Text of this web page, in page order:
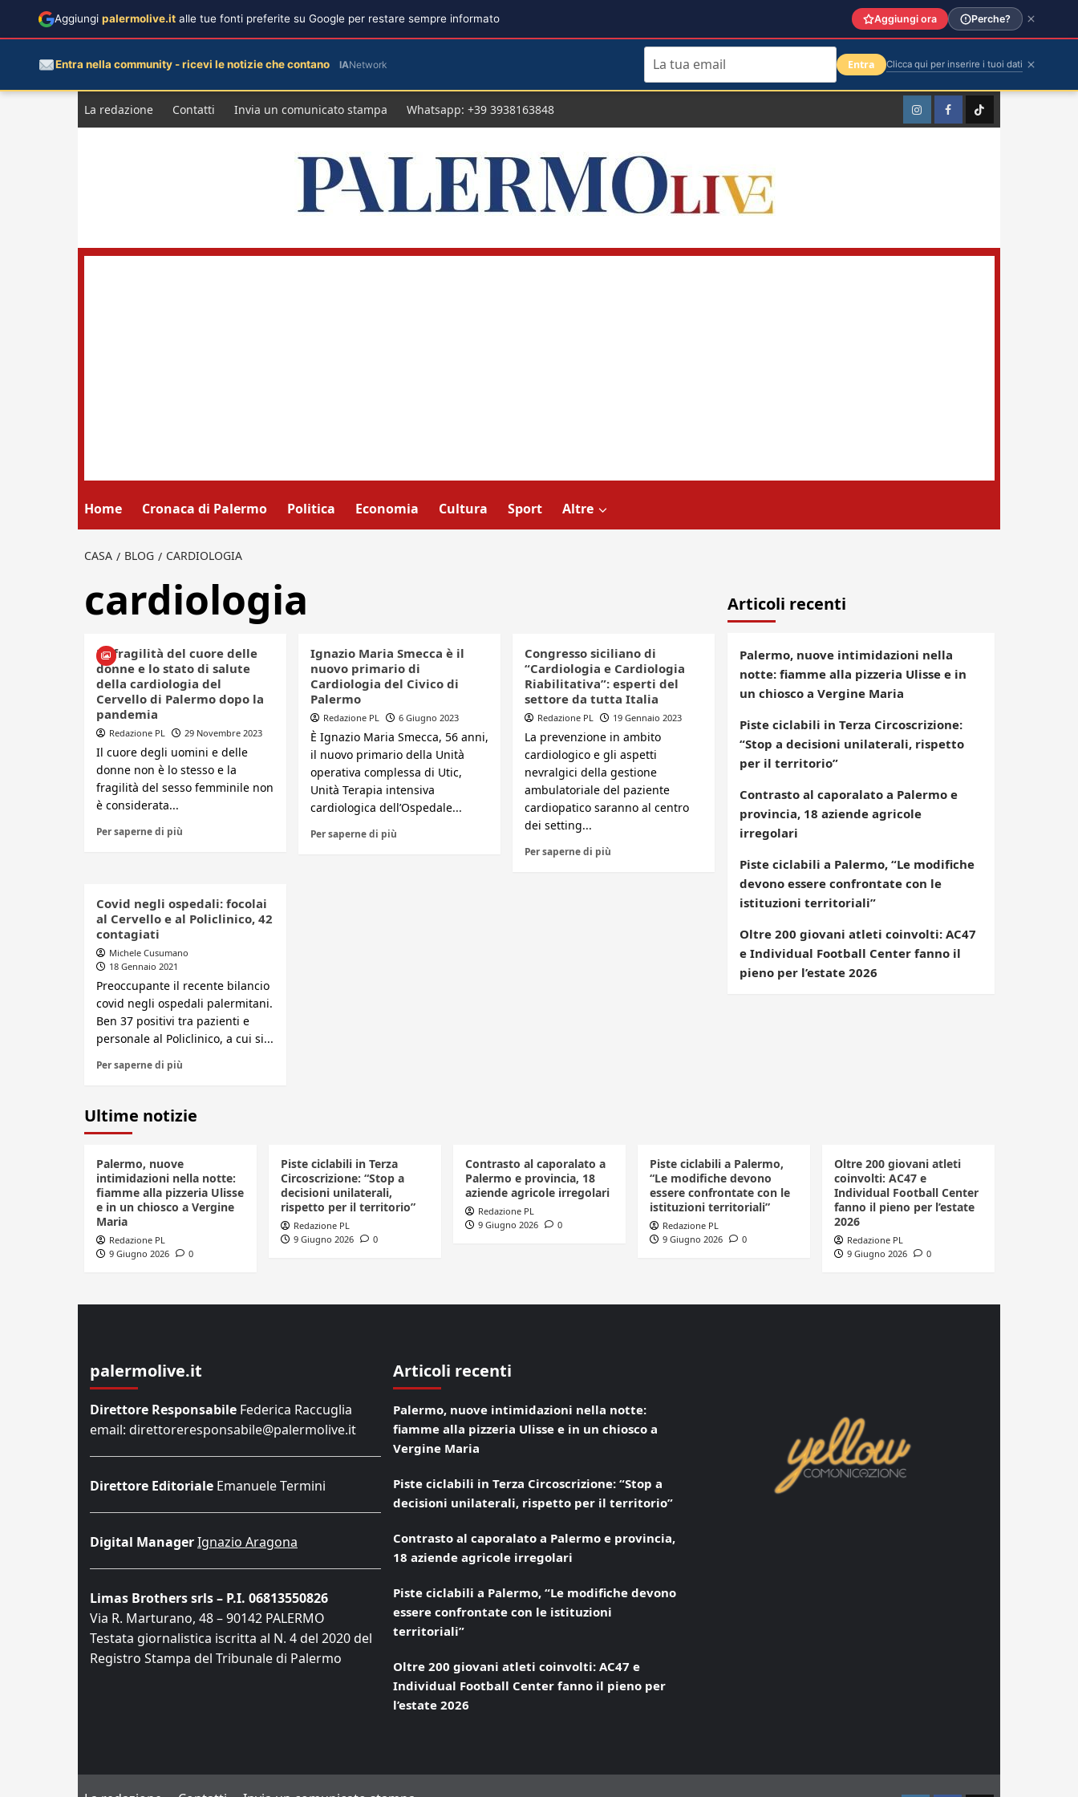
La redazione Contatti Invia un comunicato stampa Whatsapp: +39 3938163848 InstagramFacebookTikTok
Home Cronaca di Palermo Politica Economia Cultura Sport Altre
CASA BLOG CARDIOLOGIA
cardiologia
La fragilità del cuore delle
donne e lo stato di salute
della cardiologia del
Cervello di Palermo dopo la
pandemia
Redazione PL 29 Novembre 2023
Il cuore degli uomini e delle
donne non è lo stesso e la
fragilità del sesso femminile non
è considerata...
Per saperne di più
Ignazio Maria Smecca è il
nuovo primario di
Cardiologia del Civico di
Palermo
Redazione PL 6 Giugno 2023
È Ignazio Maria Smecca, 56 anni,
il nuovo primario della Unità
operativa complessa di Utic,
Unità Terapia intensiva
cardiologica dell’Ospedale...
Per saperne di più
Congresso siciliano di
“Cardiologia e Cardiologia
Riabilitativa”: esperti del
settore da tutta Italia
Redazione PL 19 Gennaio 2023
La prevenzione in ambito
cardiologico e gli aspetti
nevralgici della gestione
ambulatoriale del paziente
cardiopatico saranno al centro
dei setting...
Per saperne di più
Covid negli ospedali: focolai
al Cervello e al Policlinico, 42
contagiati
Michele Cusumano
18 Gennaio 2021
Preoccupante il recente bilancio
covid negli ospedali palermitani.
Ben 37 positivi tra pazienti e
personale al Policlinico, a cui si...
Per saperne di più
Articoli recenti
Palermo, nuove intimidazioni nella
notte: fiamme alla pizzeria Ulisse e in
un chiosco a Vergine Maria
Piste ciclabili in Terza Circoscrizione:
“Stop a decisioni unilaterali, rispetto
per il territorio”
Contrasto al caporalato a Palermo e
provincia, 18 aziende agricole
irregolari
Piste ciclabili a Palermo, “Le modifiche
devono essere confrontate con le
istituzioni territoriali”
Oltre 200 giovani atleti coinvolti: AC47
e Individual Football Center fanno il
pieno per l’estate 2026
Ultime notizie
Palermo, nuove
intimidazioni nella notte:
fiamme alla pizzeria Ulisse
e in un chiosco a Vergine
Maria
Redazione PL
9 Giugno 2026
0
Piste ciclabili in Terza
Circoscrizione: “Stop a
decisioni unilaterali,
rispetto per il territorio”
Redazione PL
9 Giugno 2026
0
Contrasto al caporalato a
Palermo e provincia, 18
aziende agricole irregolari
Redazione PL
9 Giugno 2026
0
Piste ciclabili a Palermo,
“Le modifiche devono
essere confrontate con le
istituzioni territoriali”
Redazione PL
9 Giugno 2026
0
Oltre 200 giovani atleti
coinvolti: AC47 e
Individual Football Center
fanno il pieno per l’estate
2026
Redazione PL
9 Giugno 2026
0
palermolive.it
Direttore Responsabile Federica Raccuglia
email: direttoreresponsabile@palermolive.it
Direttore Editoriale Emanuele Termini
Digital ManagerIgnazio Aragona
Limas Brothers srls – P.I. 06813550826
Via R. Marturano, 48 – 90142 PALERMO
Testata giornalistica iscritta al N. 4 del 2020 del
Registro Stampa del Tribunale di Palermo
Articoli recenti
Palermo, nuove intimidazioni nella notte:
fiamme alla pizzeria Ulisse e in un chiosco a
Vergine Maria
Piste ciclabili in Terza Circoscrizione: “Stop a
decisioni unilaterali, rispetto per il territorio”
Contrasto al caporalato a Palermo e provincia,
18 aziende agricole irregolari
Piste ciclabili a Palermo, “Le modifiche devono
essere confrontate con le istituzioni
territoriali”
Oltre 200 giovani atleti coinvolti: AC47 e
Individual Football Center fanno il pieno per
l’estate 2026
Aggiungi palermolive.it alle tue fonti preferite su Google per restare sempre informato Aggiungi ora Perche?
Entra nella community - ricevi le notizie che contano IANetwork Entra Clicca qui per inserire i tuoi dati